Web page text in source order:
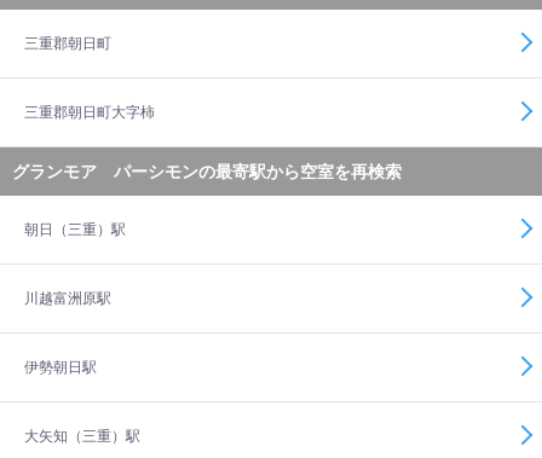
三重郡朝日町
三重郡朝日町大字柿
グランモア パーシモンの最寄駅から空室を再検索
朝日（三重）駅
川越富洲原駅
伊勢朝日駅
大矢知（三重）駅